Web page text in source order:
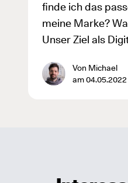
finde ich das
meine Marke?
Unser Ziel als
Von Michael
am 04.05.2022